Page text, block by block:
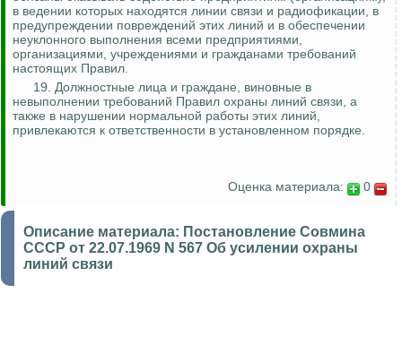
в ведении которых находятся линии связи и радиофикации, в
предупреждении повреждений этих линий и в обеспечении
неуклонного выполнения всеми предприятиями,
организациями, учреждениями и гражданами требований
настоящих Правил.
19. Должностные лица и граждане, виновные в
невыполнении требований Правил охраны линий связи, а
также в нарушении нормальной работы этих линий,
привлекаются к ответственности в установленном порядке.
Оценка материала: 0
Описание материала: Постановление Совмина
СССР от 22.07.1969 N 567 Об усилении охраны
линий связи